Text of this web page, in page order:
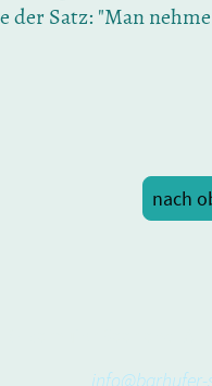
der Satz: "Man
nach